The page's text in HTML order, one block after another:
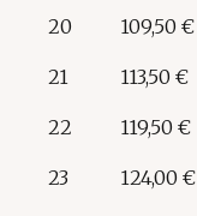
20 109,50 €
21 113,50 €
22 119,50 €
23 124,00 €